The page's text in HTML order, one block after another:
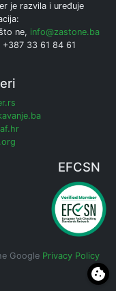
je razvila i uređuje
ne, info@zastone.ba
+387 33 61 84 61
EFCSN
Google Privacy Policy